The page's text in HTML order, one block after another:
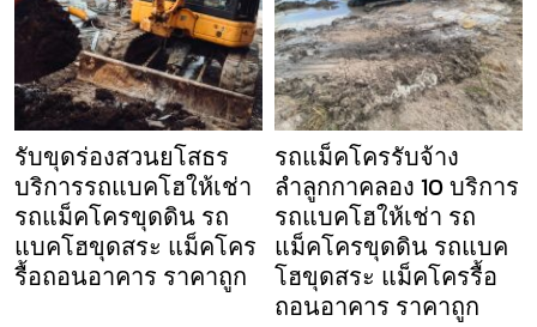
รับขุดร่องสวนยโสธร
บริการรถแบคโฮให้เช่า
รถแม็คโครขุดดิน รถ
แบคโฮขุดสระ แม็คโคร
รื้อถอนอาคาร ราคาถูก
รถแม็คโครรับจ้าง
ลำลูกกาคลอง 10 บริการ
รถแบคโฮให้เช่า รถ
แม็คโครขุดดิน รถแบค
โฮขุดสระ แม็คโครรื้อ
ถอนอาคาร ราคาถูก